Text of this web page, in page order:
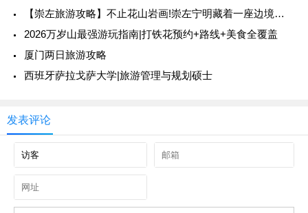
【崇左旅游攻略】不止花山岩画!崇左宁明藏着一座边境文旅宝藏小城
2026万岁山最强游玩指南|打铁花预约+路线+美食全覆盖
厦门两日旅游攻略
西班牙萨拉戈萨大学|旅游管理与规划硕士
发表评论